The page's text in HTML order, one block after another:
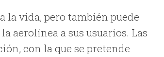
la vida, pero también puede
aerolínea a sus usuarios. Las
con la que se pretende